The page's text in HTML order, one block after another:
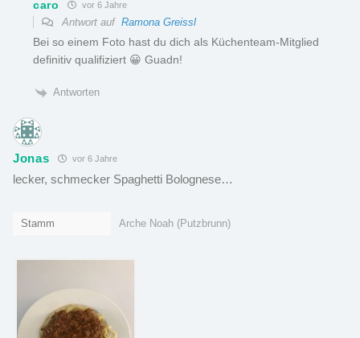
caro vor 6 Jahre
Antwort auf Ramona Greissl
Bei so einem Foto hast du dich als Küchenteam-Mitglied
definitiv qualifiziert 😀 Guadn!
Antworten
Jonas vor 6 Jahre
lecker, schmecker Spaghetti Bolognese…
Stamm Arche Noah (Putzbrunn)